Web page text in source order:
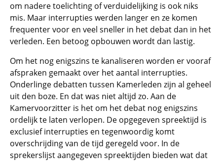
om nadere toelichting of verduidelijking is ook niks
mis. Maar interrupties werden langer en ze komen
frequenter voor en veel sneller in het debat dan in het
verleden. Een betoog opbouwen wordt dan lastig.
Om het nog enigszins te kanaliseren worden er vooraf
afspraken gemaakt over het aantal interrupties.
Onderlinge debatten tussen Kamerleden zijn al geheel
uit den boze. En dat was niet altijd zo. Aan de
Kamervoorzitter is het om het debat nog enigszins
ordelijk te laten verlopen. De opgegeven spreektijd is
exclusief interrupties en tegenwoordig komt
overschrijding van de tijd geregeld voor. In de
sprekerslijst aangegeven spreektijden bieden wat dat